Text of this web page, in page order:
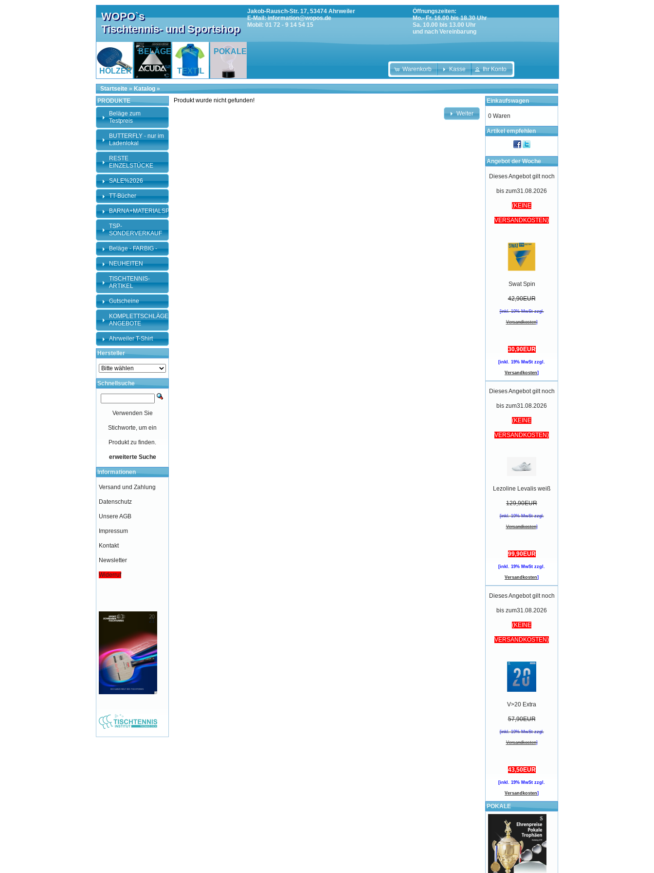
WOPO`s
Tischtennis- und Sportshop
Jakob-Rausch-Str. 17, 53474 Ahrweiler
E-Mail: information@wopos.de
Mobil: 01 72 - 9 14 54 15
Öffnungszeiten:
Mo.- Fr. 16.00 bis 18.30 Uhr
Sa. 10.00 bis 13.00 Uhr
und nach Vereinbarung
HÖLZER
BELÄGE
TEXTIL
POKALE
Warenkorb Kasse Ihr Konto
Startseite » Katalog »
Produkt wurde nicht gefunden!
Weiter
PRODUKTE
Beläge zum
Testpreis
BUTTERFLY - nur im
Ladenlokal
RESTE
EINZELSTÜCKE
SALE%2026
TT-Bücher
BARNA+MATERIALSPEZI
TSP-
SONDERVERKAUF
Beläge - FARBIG -
NEUHEITEN
TISCHTENNIS-
ARTIKEL
Gutscheine
KOMPLETTSCHLÄGER-
ANGEBOTE
Ahrweiler T-Shirt
Hersteller
Schnellsuche
Verwenden Sie
Stichworte, um ein
Produkt zu finden.
erweiterte Suche
Informationen
Versand und Zahlung
Datenschutz
Unsere AGB
Impressum
Kontakt
Newsletter
Widerruf
Einkaufswagen
0 Waren
Artikel empfehlen
Angebot der Woche
Dieses Angebot gilt noch
bis zum31.08.2026
(KEINE
VERSANDKOSTEN)
Swat Spin
42,90EUR
[inkl. 19% MwSt zzgl.
Versandkosten]
30,90EUR
[inkl. 19% MwSt zzgl.
Versandkosten]
Dieses Angebot gilt noch
bis zum31.08.2026
(KEINE
VERSANDKOSTEN)
Lezoline Levalis weiß
129,90EUR
[inkl. 19% MwSt zzgl.
Versandkosten]
99,90EUR
[inkl. 19% MwSt zzgl.
Versandkosten]
Dieses Angebot gilt noch
bis zum31.08.2026
(KEINE
VERSANDKOSTEN)
V>20 Extra
57,90EUR
[inkl. 19% MwSt zzgl.
Versandkosten]
43,50EUR
[inkl. 19% MwSt zzgl.
Versandkosten]
POKALE